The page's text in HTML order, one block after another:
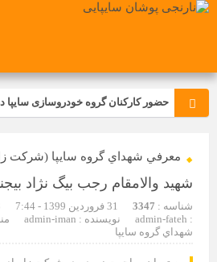
حضور کارکنان گروه خودروسازی
تجدید بیعت کارکنان شرکت پارس خودرو
انقلاب اسلامی ایران
مسابقات ورزشی در مگاموتوربا
مراسم عزاداری و ذکرمصیبت سالروز
معرفي شهداي گروه سايپا (شركت
شهید والامقام رجب بیگ نژاد
شناسه : 3347 31 فروردین 1399 - 7:44
:
admin-fateh نویسنده : admin-iman
شهداي گروه سايپا